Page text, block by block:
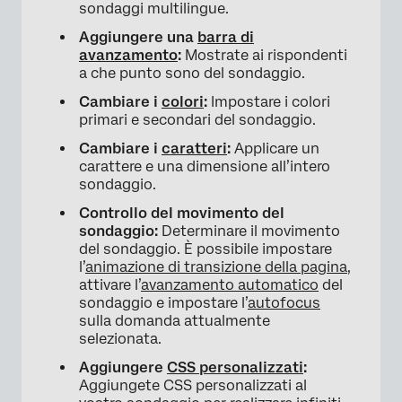
sondaggi multilingue.
Aggiungere una barra di
avanzamento: Mostrate ai rispondenti
a che punto sono del sondaggio.
Cambiare i colori: Impostare i colori
primari e secondari del sondaggio.
Cambiare i caratteri: Applicare un
carattere e una dimensione all’intero
sondaggio.
Controllo del movimento del
sondaggio: Determinare il movimento
del sondaggio. È possibile impostare
l’animazione di transizione della pagina,
attivare l’avanzamento automatico del
sondaggio e impostare l’autofocus
sulla domanda attualmente
selezionata.
Aggiungere CSS personalizzati:
Aggiungete CSS personalizzati al